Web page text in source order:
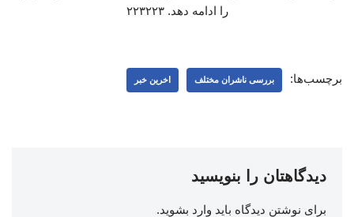
را ادامه دهد. ۲۲۳۲۲۳
برچسب‌ها: بررسی ناشران مختلف اخرین خبر
دیدگاهتان را بنویسید
برای نوشتن دیدگاه باید وارد بشوید.